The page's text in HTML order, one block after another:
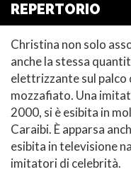
REPERTORIO
Christina non solo
anche la stessa
elettrizzante sul palco
mozzafiato. Una
2000, si è esibita in
Caraibi. È apparsa
esibita in televisione
imitatori di celebrità.